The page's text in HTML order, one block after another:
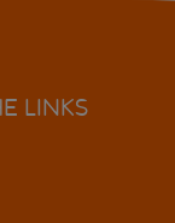
LINKS